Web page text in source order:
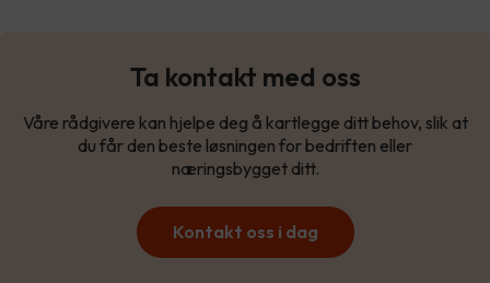
Ta kontakt med oss
Våre rådgivere kan hjelpe deg å kartlegge ditt behov, slik at
du får den beste løsningen for bedriften eller
næringsbygget ditt.
Kontakt oss i dag